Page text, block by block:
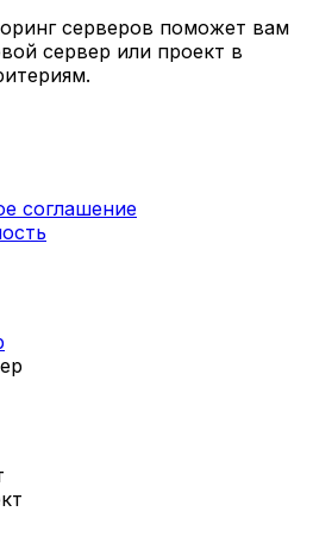
серверов поможет вам
сервер или проект в
соглашение